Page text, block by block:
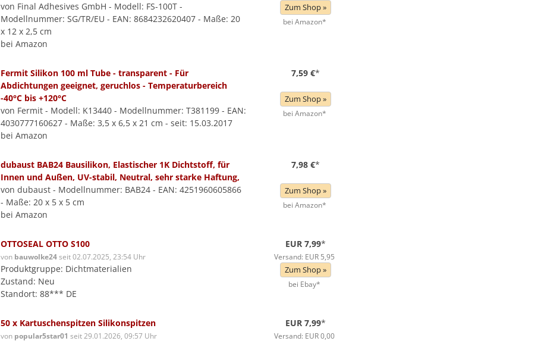
von Final Adhesives GmbH - Modell: FS-100T -
Modellnummer: SG/TR/EU - EAN: 8684232620407 - Maße: 20
x 12 x 2,5 cm
bei Amazon
Zum Shop »
bei Amazon*
Fermit Silikon 100 ml Tube - transparent - Für
Abdichtungen geeignet, geruchlos - Temperaturbereich
-40°C bis +120°C
von Fermit - Modell: K13440 - Modellnummer: T381199 - EAN:
4030777160627 - Maße: 3,5 x 6,5 x 21 cm - seit: 15.03.2017
bei Amazon
7,59 €*
Zum Shop »
bei Amazon*
dubaust BAB24 Bausilikon, Elastischer 1K Dichtstoff, für
Innen und Außen, UV-stabil, Neutral, sehr starke Haftung,
von dubaust - Modellnummer: BAB24 - EAN: 4251960605866
- Maße: 20 x 5 x 5 cm
bei Amazon
7,98 €*
Zum Shop »
bei Amazon*
OTTOSEAL OTTO S100
von bauwolke24seit 02.07.2025, 23:54 Uhr
Produktgruppe: Dichtmaterialien
Zustand: Neu
Standort: 88*** DE
EUR 7,99*
Versand: EUR 5,95
Zum Shop »
bei Ebay*
50 x Kartuschenspitzen Silikonspitzen
von popular5star01 seit 29.01.2026, 09:57 Uhr
EUR 7,99*
Versand: EUR 0,00